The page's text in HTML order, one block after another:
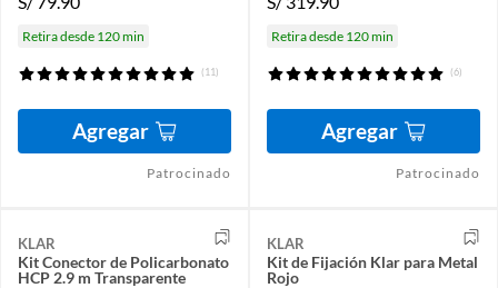
Retira desde 120 min
(11)
Agregar
Patrocinado
Retira desde 120 min
(6)
Agregar
Patrocinado
KLAR
Kit Conector de Policarbonato
HCP 2.9 m Transparente
KLAR
Kit de Fijación Klar para Metal
Rojo